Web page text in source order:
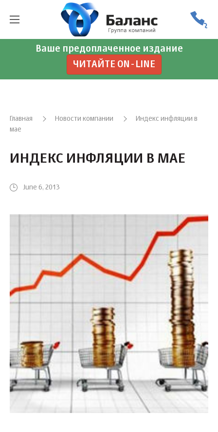
Ваше предоплаченное издание
ЧИТАЙТЕ ON-LINE
Главная Новости компании
Индекс инфляции в
мае
ИНДЕКС ИНФЛЯЦИИ В МАЕ
June 6, 2013